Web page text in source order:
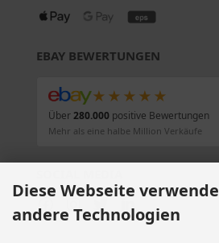
EBAY BEWERTUNGEN
★★★★★
Über280.000positive Bewertungen
Mehr als eine halbe Million Verkäufe
Diese Webseite
andere Technologien